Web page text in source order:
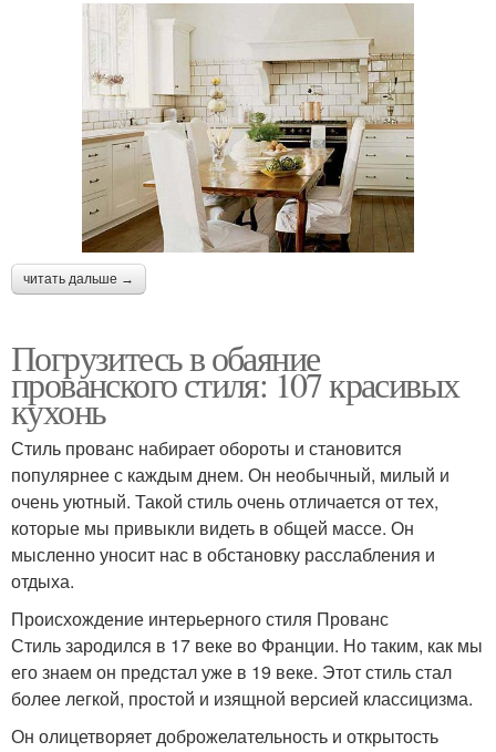
читать дальше →
Погрузитесь в обаяние
прованского стиля: 107 красивых
кухонь
Стиль прованс набирает обороты и становится
популярнее с каждым днем. Он необычный, милый и
очень уютный. Такой стиль очень отличается от тех,
которые мы привыкли видеть в общей массе. Он
мысленно уносит нас в обстановку расслабления и
отдыха.
Происхождение интерьерного стиля Прованс
Стиль зародился в 17 веке во Франции. Но таким, как мы
его знаем он предстал уже в 19 веке. Этот стиль стал
более легкой, простой и изящной версией классицизма.
Он олицетворяет доброжелательность и открытость